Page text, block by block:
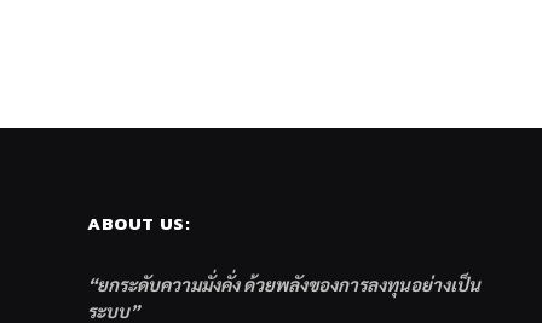
ABOUT US:
“ยกระดับความมั่งคั่ง ด้วยพลังของการลงทุนอย่างเป็น
ระบบ”